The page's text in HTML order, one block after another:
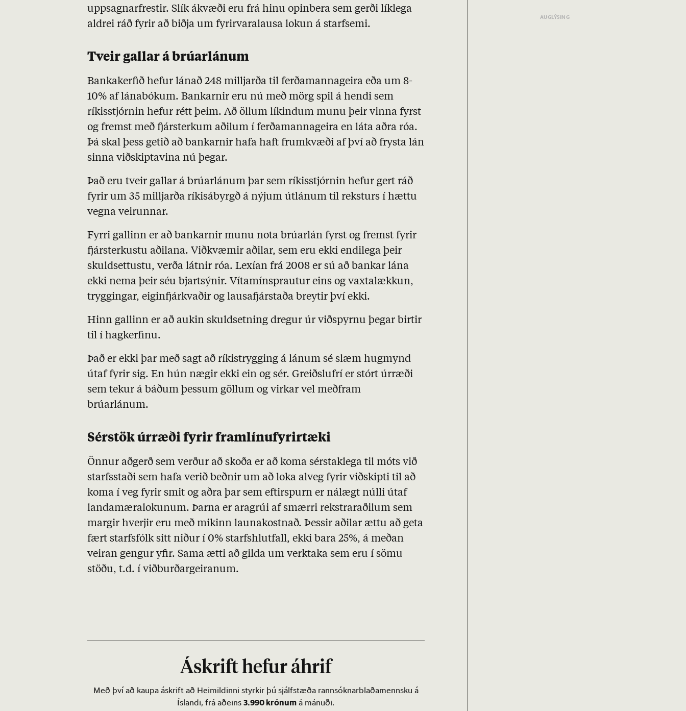
uppsagnarfrestir. Slík ákvæði eru frá hinu opinbera sem gerði líklega
aldrei ráð fyrir að biðja um fyrirvaralausa lokun á starfsemi.
Tveir gallar á brúarlánum
Bankakerfið hefur lánað 248 milljarða til ferðamannageira eða um 8-
10% af lánabókum. Bankarnir eru nú með mörg spil á hendi sem
ríkisstjórnin hefur rétt þeim. Að öllum líkindum munu þeir vinna fyrst
og fremst með fjársterkum aðilum í ferðamannageira en láta aðra róa.
Þá skal þess getið að bankarnir hafa haft frumkvæði af því að frysta lán
sinna viðskiptavina nú þegar.
Það eru tveir gallar á brúarlánum þar sem ríkisstjórnin hefur gert ráð
fyrir um 35 milljarða ríkisábyrgð á nýjum útlánum til reksturs í hættu
vegna veirunnar.
Fyrri gallinn er að bankarnir munu nota brúarlán fyrst og fremst fyrir
fjársterkustu aðilana. Viðkvæmir aðilar, sem eru ekki endilega þeir
skuldsettustu, verða látnir róa. Lexían frá 2008 er sú að bankar lána
ekki nema þeir séu bjartsýnir. Vítamínsprautur eins og vaxtalækkun,
tryggingar, eiginfjárkvaðir og lausafjárstaða breytir því ekki.
Hinn gallinn er að aukin skuldsetning dregur úr viðspyrnu þegar birtir
til í hagkerfinu.
Það er ekki þar með sagt að ríkistrygging á lánum sé slæm hugmynd
útaf fyrir sig. En hún nægir ekki ein og sér. Greiðslufrí er stórt úrræði
sem tekur á báðum þessum göllum og virkar vel meðfram
brúarlánum.
Sérstök úrræði fyrir framlínufyrirtæki
Önnur aðgerð sem verður að skoða er að koma sérstaklega til móts við
starfsstaði sem hafa verið beðnir um að loka alveg fyrir viðskipti til að
koma í veg fyrir smit og aðra þar sem eftirspurn er nálægt núlli útaf
landamæralokunum. Þarna er aragrúi af smærri rekstraraðilum sem
margir hverjir eru með mikinn launakostnað. Þessir aðilar ættu að geta
fært starfsfólk sitt niður í 0% starfshlutfall, ekki bara 25%, á meðan
veiran gengur yfir. Sama ætti að gilda um verktaka sem eru í sömu
stöðu, t.d. í viðburðargeiranum.
Áskrift hefur áhrif
Með því að kaupa áskrift að Heimildinni styrkir þú sjálfstæða rannsóknarblaðamennsku á
Íslandi, frá aðeins3.990 krónum á mánuði.